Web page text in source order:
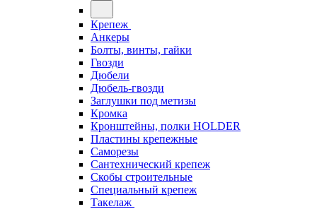
Крепеж
Анкеры
Болты, винты, гайки
Гвозди
Дюбели
Дюбель-гвозди
Заглушки под метизы
Кромка
Кронштейны, полки НОLDER
Пластины крепежные
Саморезы
Сантехнический крепеж
Скобы строительные
Специальный крепеж
Такелаж